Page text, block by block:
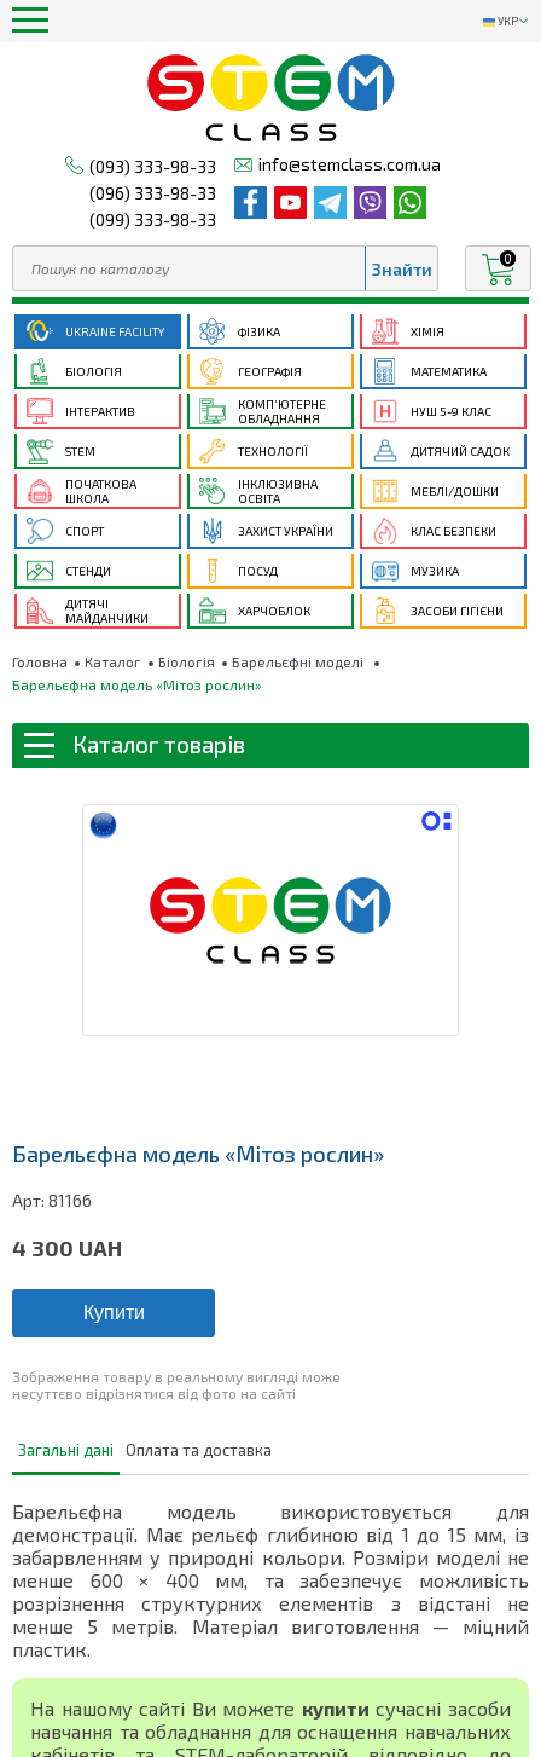
УКР
(093) 333-98-33
(096) 333-98-33
(099) 333-98-33
info@stemclass.com.ua
0
UKRAINE FACILITY ФІЗИКА ХІМІЯ
БІОЛОГІЯ ГЕОГРАФІЯ МАТЕМАТИКА
ІНТЕРАКТИВ
КОМП’ЮТЕРНЕ
ОБЛАДНАННЯ
НУШ 5-9 КЛАС
STEM ТЕХНОЛОГІЇ ДИТЯЧИЙ САДОК
ПОЧАТКОВА
ШКОЛА
ІНКЛЮЗИВНА
ОСВІТА
МЕБЛІ/ДОШКИ
СПОРТ ЗАХИСТ УКРАЇНИ КЛАС БЕЗПЕКИ
СТЕНДИ ПОСУД МУЗИКА
ДИТЯЧІ
МАЙДАНЧИКИ
ХАРЧОБЛОК ЗАСОБИ ГІГІЄНИ
Головна Каталог Біологія
Барельєфні моделі
Барельєфна модель «Мітоз рослин»
Каталог товарів
Барельєфна модель «Мітоз рослин»
Арт: 81166
4 300 UAH
Купити
Зображення товару в реальному вигляді може
несуттєво відрізнятися від фото на сайті
Загальні дані Оплата та доставка
Барельєфна модель використовується для
демонстрації. Має рельєф глибиною від 1 до 15 мм, із
забарвленням у природні кольори. Розміри моделі не
менше 600 × 400 мм, та забезпечує можливість
розрізнення структурних елементів з відстані не
менше 5 метрів. Матеріал виготовлення — міцний
пластик.
На нашому сайті Ви можете купити сучасні засоби
навчання та обладнання для оснащення навчальних